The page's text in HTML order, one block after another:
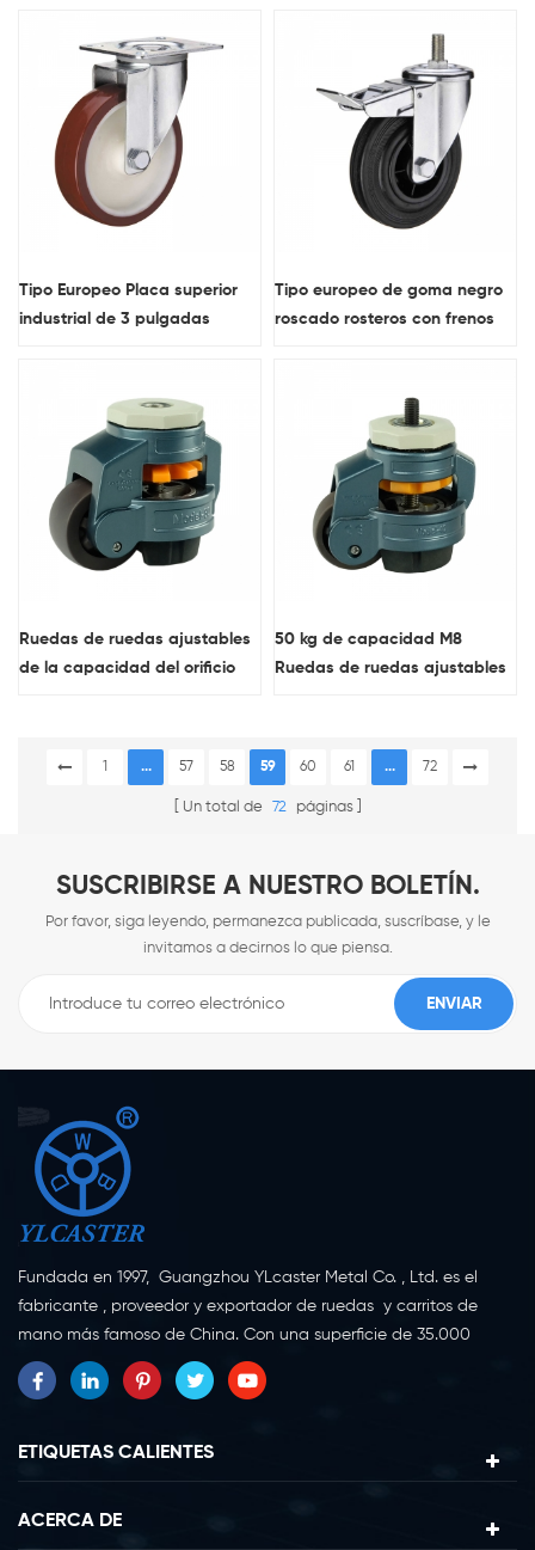
Tipo Europeo Placa superior
industrial de 3 pulgadas
Tipo europeo de goma negro
roscado rosteros con frenos
Ruedas de ruedas ajustables
de la capacidad del orificio
50 kg de capacidad M8
Ruedas de ruedas ajustables
... 57 58 59 60 61 ... 72
Un total de 72 páginas
SUSCRIBIRSE A NUESTRO BOLETÍN.
Por favor, siga leyendo, permanezca publicada, suscríbase, y le
invitamos a decirnos lo que piensa.
Fundada en 1997, Guangzhou YLcaster Metal Co. , Ltd. es el
fabricante , proveedor y exportador de ruedas y carritos de
mano más famoso de China. Con una superficie de 35.000
metros cuadrados, ubicada en la ciudad de Yangjiang,
provincia de Guangdong, con más de 20 expertos y unos 150
producción. Como fabricante profesional de ruedas giratorias
durante más de 20 años, nuestra empresa se especializa en la
giratorias. Actualmente, nuestros productos se pueden dividir en
ETIQUETAS CALIENTES
ACERCA DE